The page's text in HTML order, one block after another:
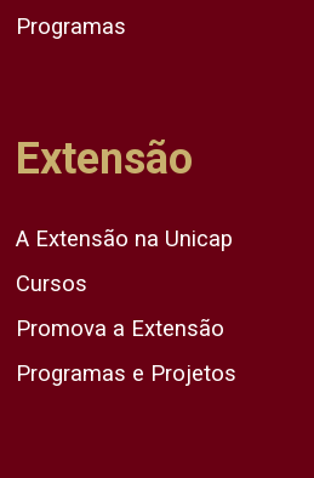
Programas
Extensão
A Extensão na Unicap
Cursos
Promova a Extensão
Programas e Projetos